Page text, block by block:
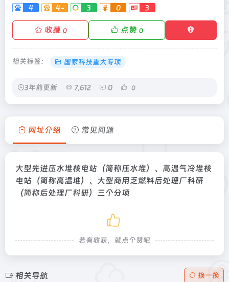
4 4- 3 0 3
收藏 0 点赞 0
相关标签： 国家科技重大专项
3年前更新 7,612 0 0
网址介绍 常见问题
大型先进压水堆核电站（简称压水堆）、高温气冷堆核
电站（简称高温堆）、大型商用乏燃料后处理厂科研
（简称后处理厂科研）三个分项
若有收获，就点个赞吧
相关导航 换一换